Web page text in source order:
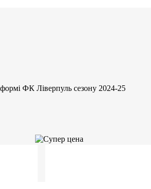
ФК Ліверпуль сезону 2024-25